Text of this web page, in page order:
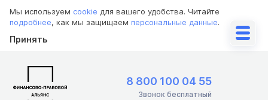
Мы используем cookie для вашего удобства. Читайте
подробнее, как мы защищаем персональные данные.
Принять
8 800 100 04 55
Звонок бесплатный